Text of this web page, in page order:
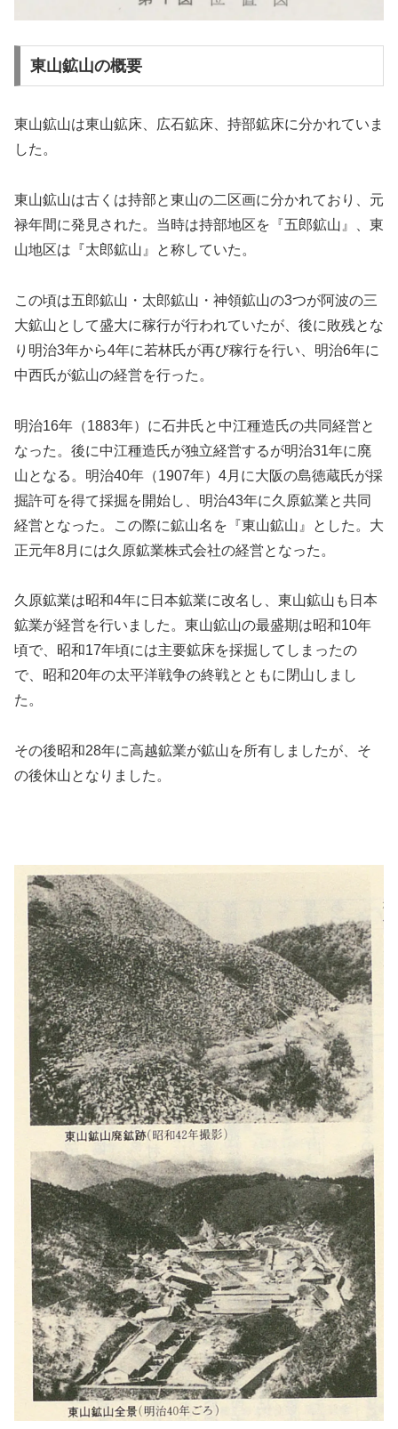
東山鉱山の概要
東山鉱山は東山鉱床、広石鉱床、持部鉱床に分かれていま
した。
東山鉱山は古くは持部と東山の二区画に分かれており、元
禄年間に発見された。当時は持部地区を『五郎鉱山』、東
山地区は『太郎鉱山』と称していた。
この頃は五郎鉱山・太郎鉱山・神領鉱山の3つが阿波の三
大鉱山として盛大に稼行が行われていたが、後に敗残とな
り明治3年から4年に若林氏が再び稼行を行い、明治6年に
中西氏が鉱山の経営を行った。
明治16年（1883年）に石井氏と中江種造氏の共同経営と
なった。後に中江種造氏が独立経営するが明治31年に廃
山となる。明治40年（1907年）4月に大阪の島徳蔵氏が採
掘許可を得て採掘を開始し、明治43年に久原鉱業と共同
経営となった。この際に鉱山名を『東山鉱山』とした。大
正元年8月には久原鉱業株式会社の経営となった。
久原鉱業は昭和4年に日本鉱業に改名し、東山鉱山も日本
鉱業が経営を行いました。東山鉱山の最盛期は昭和10年
頃で、昭和17年頃には主要鉱床を採掘してしまったの
で、昭和20年の太平洋戦争の終戦とともに閉山しまし
た。
その後昭和28年に高越鉱業が鉱山を所有しましたが、そ
の後休山となりました。